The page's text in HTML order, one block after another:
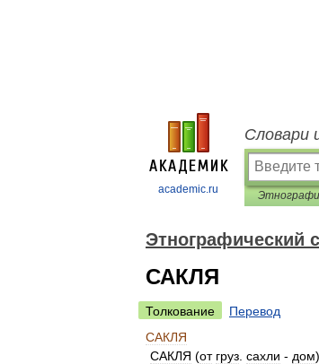
academic.ru
Словари
Этнографический
САКЛЯ
Толкование
Перевод
САКЛЯ
САКЛЯ (от груз сахли - дом),